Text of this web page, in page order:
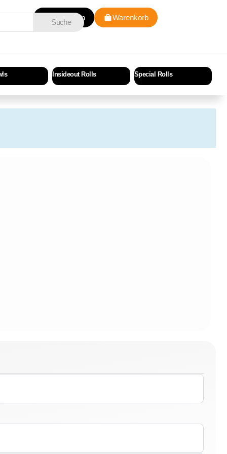
Suche
Anmelden Warenkorb
Insideout Rolls Special Rolls